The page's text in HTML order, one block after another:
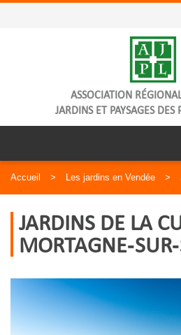
ASSOCIATION
JARDINS ET PAYSAGES DES
Accueil Les jardins en Vendée
JARDINS DE LA
MORTAGNE-